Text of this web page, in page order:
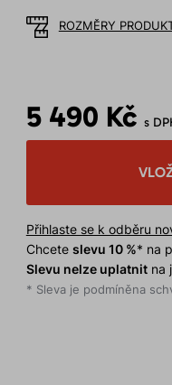
ROZMĚRY
5 490 Kč s
Přihlaste se k odběru
Chcete slevu 10 %* na
Slevu nelze uplatnitna
* Sleva je podmíněna